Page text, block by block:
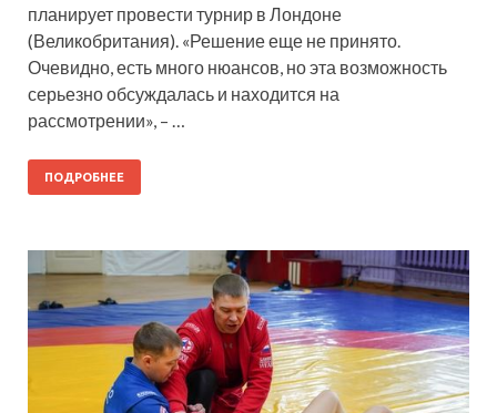
планирует провести турнир в Лондоне
(Великобритания). «Решение еще не принято.
Очевидно, есть много нюансов, но эта возможность
серьезно обсуждалась и находится на
рассмотрении», – …
ПОДРОБНЕЕ